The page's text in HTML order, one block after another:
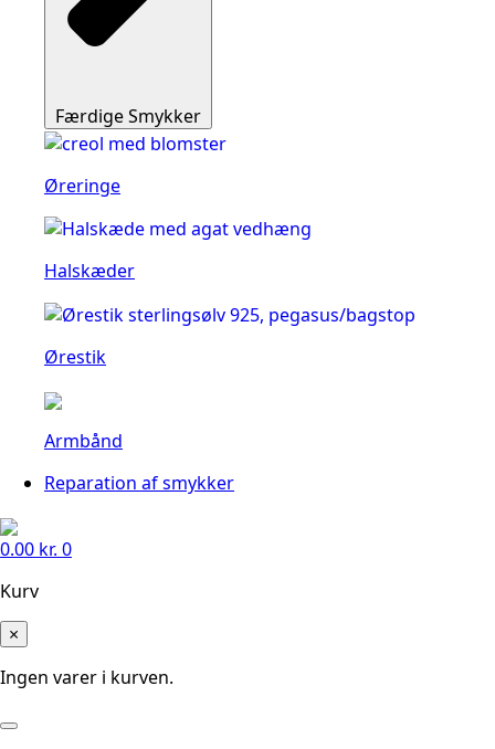
Færdige Smykker
Øreringe
Halskæder
Ørestik
Armbånd
Reparation af smykker
0.00 kr. 0
Kurv
×
Ingen varer i kurven.